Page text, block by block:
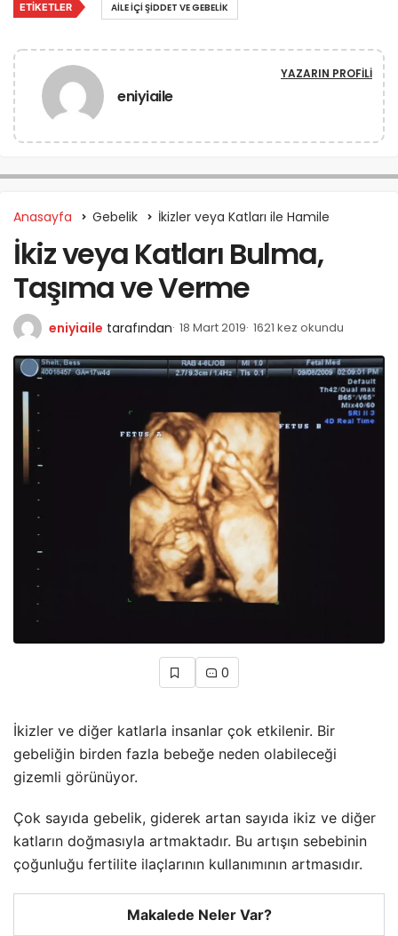
ETIKETLER AILE İÇI ŞIDDET VE GEBELIK
eniyiaile
YAZARIN PROFILI
Anasayfa Gebelik İkizler veya Katları ile Hamile
İkiz veya Katları Bulma,
Taşıma ve Verme
eniyiaile tarafından 18 Mart 2019 1621 kez okundu
0
İkizler ve diğer katlarla insanlar çok etkilenir. Bir
gebeliğin birden fazla bebeğe neden olabileceği
gizemli görünüyor.
Çok sayıda gebelik, giderek artan sayıda ikiz ve diğer
katların doğmasıyla artmaktadır. Bu artışın sebebinin
çoğunluğu fertilite ilaçlarının kullanımının artmasıdır.
Makalede Neler Var?